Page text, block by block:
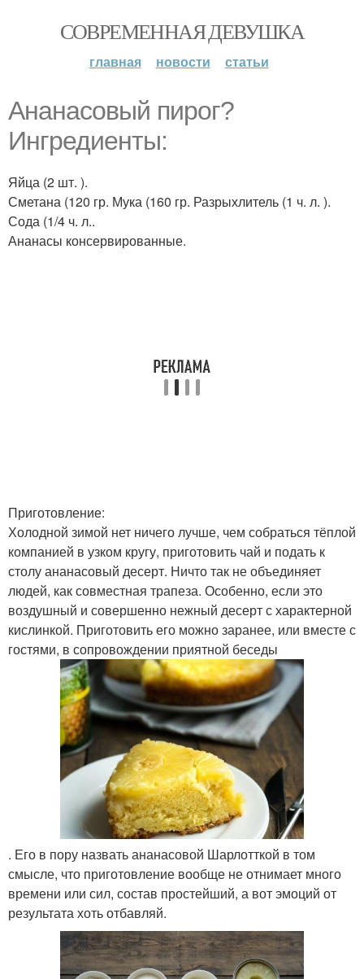
СОВРЕМЕННАЯ ДЕВУШКА
главная новости статьи
Ананасовый пирог?
Ингредиенты:
Яйца (2 шт. ).
Сметана (120 гр. Мука (160 гр. Разрыхлитель (1 ч. л. ).
Сода (1/4 ч. л..
Ананасы консервированные.
Приготовление:
Холодной зимой нет ничего лучше, чем собраться тёплой
компанией в узком кругу, приготовить чай и подать к
столу ананасовый десерт. Ничто так не объединяет
людей, как совместная трапеза. Особенно, если это
воздушный и совершенно нежный десерт с характерной
кислинкой. Приготовить его можно заранее, или вместе с
гостями, в сопровождении приятной беседы
. Его в пору назвать ананасовой Шарлотткой в том
смысле, что приготовление вообще не отнимает много
времени или сил, состав простейший, а вот эмоций от
результата хоть отбавляй.